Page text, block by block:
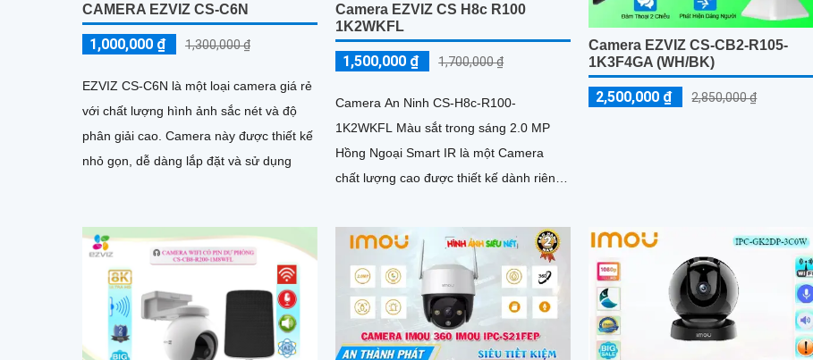
CAMERA EZVIZ CS-C6N
1,000,000 ₫ 1,300,000 ₫
EZVIZ CS-C6N là một loại camera giá rẻ
với chất lượng hình ảnh sắc nét và độ
phân giải cao. Camera này được thiết kế
nhỏ gọn, dễ dàng lắp đặt và sử dụng
Camera EZVIZ CS H8c R100
1K2WKFL
1,500,000 ₫ 1,700,000 ₫
Camera An Ninh CS-H8c-R100-
1K2WKFL Màu sắt trong sáng 2.0 MP
Hồng Ngoại Smart IR là một Camera
chất lượng cao được thiết kế dành riêng
Camera EZVIZ CS-CB2-R105-
1K3F4GA (WH/BK)
2,500,000 ₫ 2,850,000 ₫